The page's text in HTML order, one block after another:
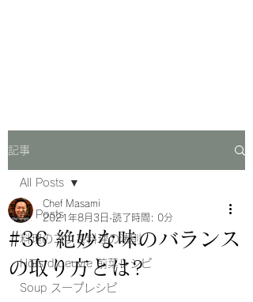
記事
All Posts
料理のコツ＆料理の法則
Hors d'oeuvre 前菜レシピ
Soup スープレシピ
All Posts
#36 絶妙な味のバランス
の取り方とは?
Chef Masami
2021年8月3日 読了時間: 0分